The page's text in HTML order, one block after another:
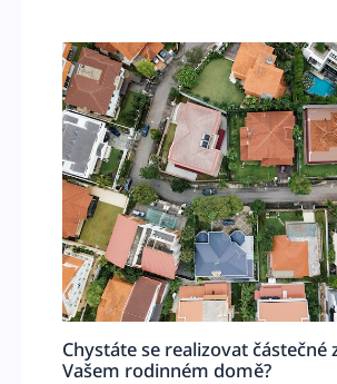
Chystáte se realizovat částečné
Vašem rodinném domě?